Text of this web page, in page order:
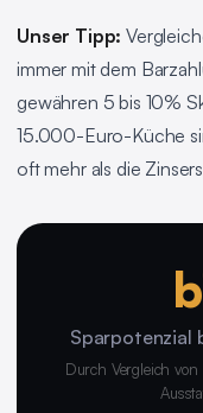
Unser Tipp:
immer mit dem
gewähren 5 bis 10%
15.000-Euro-Küche
oft mehr als die
Sparpotenzial
Durch Vergleich